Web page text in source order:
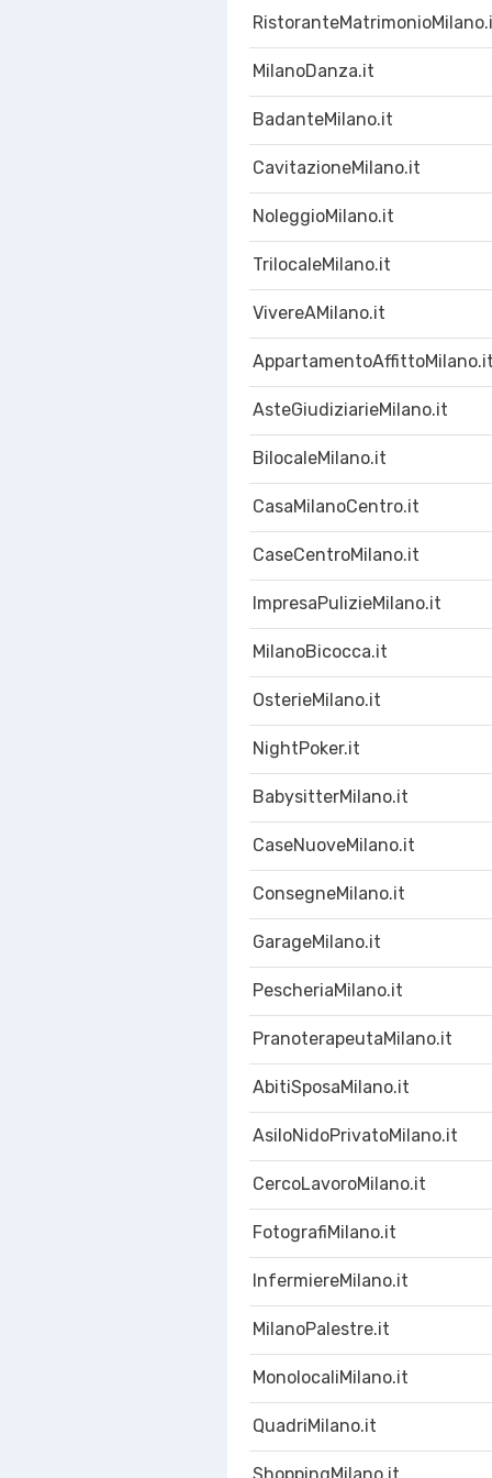
MilanoDanza.it
BadanteMilano.it
CavitazioneMilano.it
NoleggioMilano.it
TrilocaleMilano.it
VivereAMilano.it
AppartamentoAffittoMilano.it
AsteGiudiziarieMilano.it
BilocaleMilano.it
CasaMilanoCentro.it
CaseCentroMilano.it
ImpresaPulizieMilano.it
MilanoBicocca.it
OsterieMilano.it
NightPoker.it
BabysitterMilano.it
CaseNuoveMilano.it
ConsegneMilano.it
GarageMilano.it
PescheriaMilano.it
PranoterapeutaMilano.it
AbitiSposaMilano.it
AsiloNidoPrivatoMilano.it
CercoLavoroMilano.it
FotografiMilano.it
InfermiereMilano.it
MilanoPalestre.it
MonolocaliMilano.it
QuadriMilano.it